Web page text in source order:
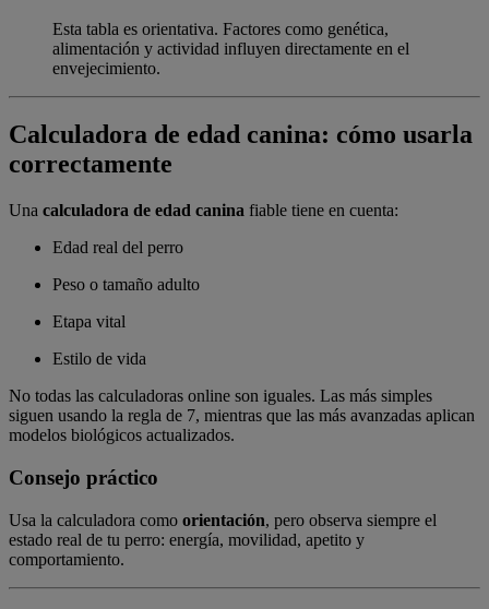
Esta tabla es orientativa. Factores como genética,
alimentación y actividad influyen directamente en el
envejecimiento.
Calculadora de edad canina: cómo usarla
correctamente
Una calculadora de edad canina fiable tiene en cuenta:
Edad real del perro
Peso o tamaño adulto
Etapa vital
Estilo de vida
No todas las calculadoras online son iguales. Las más simples
siguen usando la regla de 7, mientras que las más avanzadas aplican
modelos biológicos actualizados.
Consejo práctico
Usa la calculadora como orientación, pero observa siempre el
estado real de tu perro: energía, movilidad, apetito y
comportamiento.